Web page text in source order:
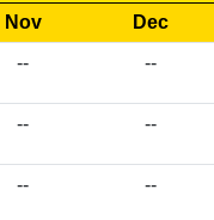
Nov
Dec
-- --
-- --
-- --